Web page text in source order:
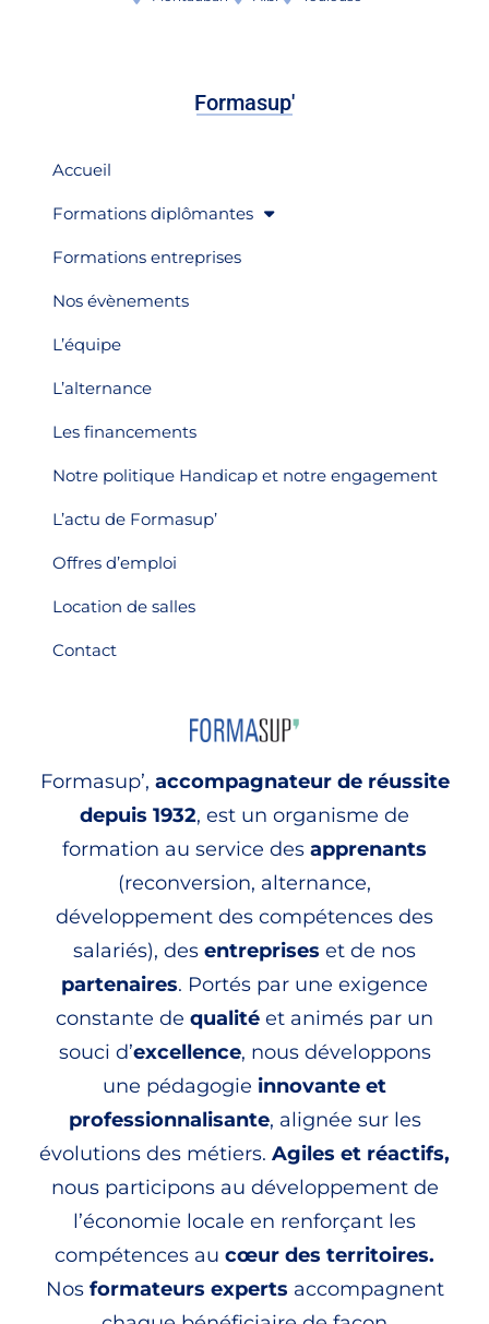
Formasup’, accompagnateur de réussite
depuis 1932, est un organisme de
formation au service des apprenants
(reconversion, alternance,
développement des compétences des
salariés), des entreprises et de nos
partenaires. Portés par une exigence
constante de qualité et animés par un
souci d’excellence, nous développons
une pédagogie innovante et
professionnalisante, alignée sur les
évolutions des métiers. Agiles et réactifs,
nous participons au développement de
l’économie locale en renforçant les
compétences au cœur des territoires.
Nos formateurs experts accompagnent
Formasup'
Accueil
Formations diplômantes
Formations entreprises
Nos évènements
L’équipe
L’alternance
Les financements
Notre politique Handicap et notre engagement
L’actu de Formasup’
Offres d’emploi
Location de salles
Contact